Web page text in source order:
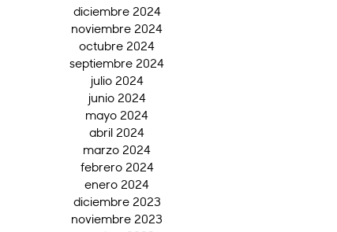
diciembre 2024
noviembre 2024
octubre 2024
septiembre 2024
julio 2024
junio 2024
mayo 2024
abril 2024
marzo 2024
febrero 2024
enero 2024
diciembre 2023
noviembre 2023